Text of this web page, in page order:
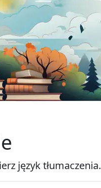
język tłumaczenia.